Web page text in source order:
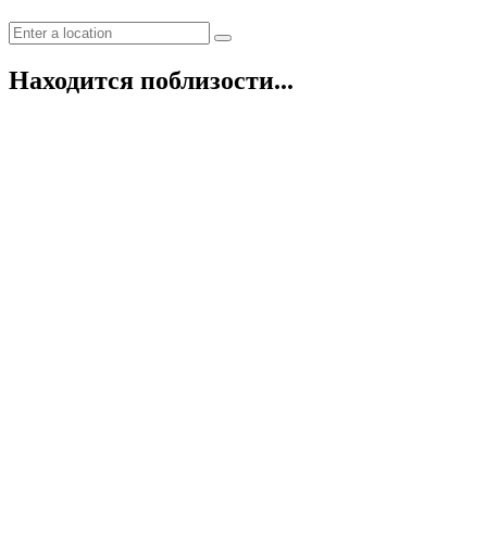
Находится поблизости...